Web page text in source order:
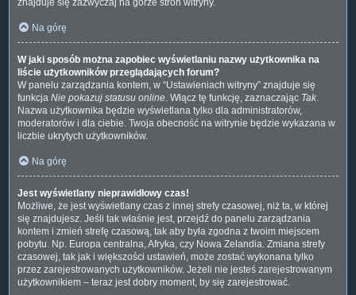
znajduje się zazwyczaj na górze stron witryny.
Na górę
W jaki sposób można zapobiec wyświetlaniu nazwy użytkownika na
liście użytkowników przeglądających forum?
W panelu zarządzania kontem, w “Ustawieniach witryny” znajduje się
funkcja Nie pokazuj statusu online. Włącz tę funkcję, zaznaczając Tak.
Nazwa użytkownika będzie wyświetlana tylko dla administratorów,
moderatorów i dla ciebie. Twoja obecność na witrynie będzie wykazana w
liczbie ukrytych użytkowników.
Na górę
Jest wyświetlany nieprawidłowy czas!
Możliwe, że jest wyświetlany czas z innej strefy czasowej, niż ta, w której
się znajdujesz. Jeśli tak właśnie jest, przejdź do panelu zarządzania
kontem i zmień strefę czasową, tak aby była zgodna z twoim miejscem
pobytu. Np. Europa centralna, Afryka, czy Nowa Zelandia. Zmiana strefy
czasowej, tak jak i większości ustawień, może zostać wykonana tylko
przez zarejestrowanych użytkowników. Jeżeli nie jesteś zarejestrowanym
użytkownikiem – teraz jest dobry moment, by się zarejestrować.